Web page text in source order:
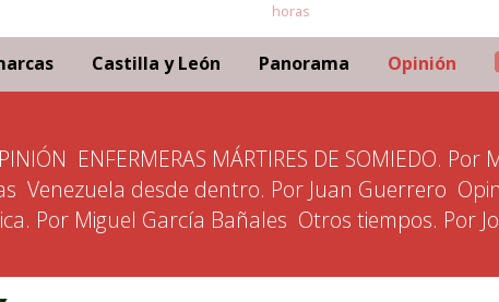
horas
Castilla y León Panorama Opinión
ENFERMERAS MÁRTIRES DE SOMIEDO.
Venezuela desde dentro. Por Juan Guerrero
Por Miguel García Bañales Otros tiempos. Por